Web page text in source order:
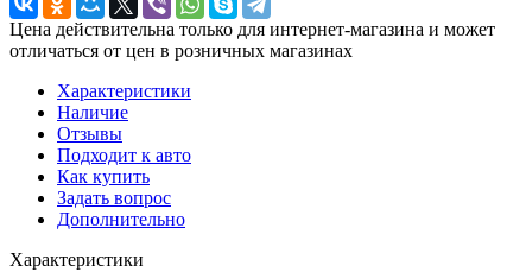
Цена действительна только для интернет-магазина и может
отличаться от цен в розничных магазинах
Характеристики
Наличие
Отзывы
Подходит к авто
Как купить
Задать вопрос
Дополнительно
Характеристики